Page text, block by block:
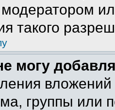
такого
могу
группы или